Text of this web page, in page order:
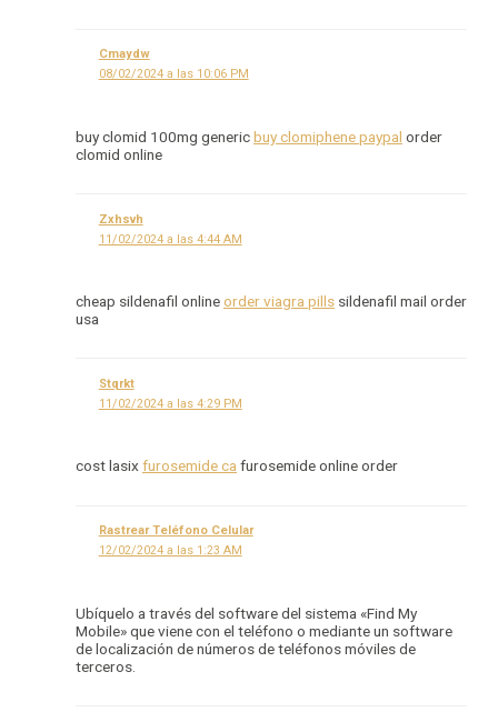
Cmaydw
08/02/2024 a las 10:06 PM
buy clomid 100mg genericbuy clomiphene paypal order
clomid online
Zxhsvh
11/02/2024 a las 4:44 AM
cheap sildenafil onlineorder viagra pills sildenafil mail order
usa
Stqrkt
11/02/2024 a las 4:29 PM
cost lasixfurosemide ca furosemide online order
Rastrear Teléfono Celular
12/02/2024 a las 1:23 AM
Ubíquelo a través del software del sistema «Find My
Mobile» que viene con el teléfono o mediante un software
de localización de números de teléfonos móviles de
terceros.